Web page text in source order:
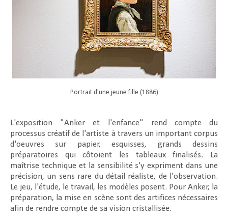
Portrait d'une jeune fille (1886)
L'exposition "Anker et l'enfance" rend compte du
processus créatif de l'artiste à travers un important corpus
d'oeuvres sur papier, esquisses, grands dessins
préparatoires qui côtoient les tableaux finalisés. La
maîtrise technique et la sensibilité s'y expriment dans une
précision, un sens rare du détail réaliste, de l'observation.
Le jeu, l'étude, le travail, les modèles posent. Pour Anker, la
préparation, la mise en scène sont des artifices nécessaires
afin de rendre compte de sa vision cristallisée.